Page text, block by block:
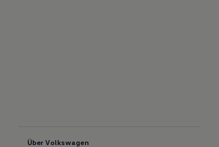
Über Volkswagen